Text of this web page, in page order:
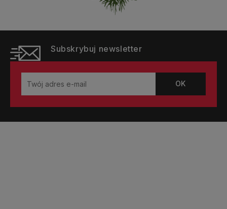
Subskrybuj newsletter